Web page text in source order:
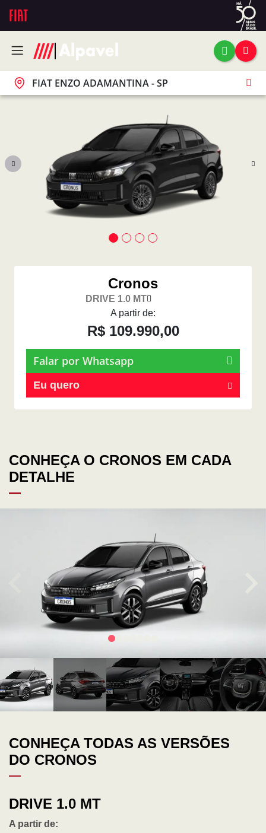
FIAT ENZO ADAMANTINA - SP
Cronos
DRIVE 1.0 MT
A partir de:
R$ 109.990,00
Falar por Whatsapp
Eu quero
CONHEÇA O CRONOS EM CADA
DETALHE
CONHEÇA TODAS AS VERSÕES
DO CRONOS
DRIVE 1.0 MT
A partir de: